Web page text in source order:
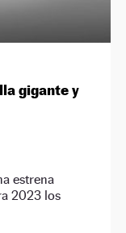
gigante y
estrena
2023 los